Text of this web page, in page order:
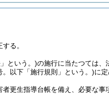
る。
という。)の施行に当たつては、
以下「施行規則」という。)に
者更生指導台帳を備え、必要な事